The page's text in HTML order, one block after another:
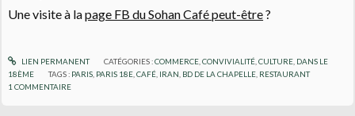
Une visite à lapage FB du Sohan Café peut-être?
LIEN PERMANENT CATÉGORIES :COMMERCE, CONVIVIALITÉ, CULTURE, DANS LE
18ÈME
TAGS : PARIS PARIS 18E ,CAFÉ IRAN BD DE LA CHAPELLE RESTAURANT
1 COMMENTAIRE